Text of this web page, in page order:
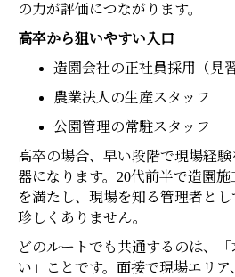
の力が評価につながります。
高卒から狙いやすい入口
造園会社の正社員採用（見
農業法人の生産スタッフ
公園管理の常駐スタッフ
高卒の場合、早い段階で現場経
器になります。20代前半で造園
を満たし、現場を知る管理者と
珍しくありません。
どのルートでも共通するのは、
い」ことです。面接で現場エリ